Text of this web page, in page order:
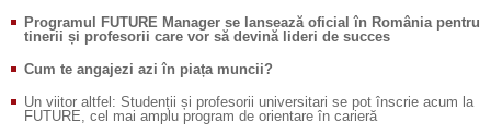
Programul FUTURE Manager se lansează oficial în România pentru
tinerii și profesorii care vor să devină lideri de succes
Cum te angajezi azi în piața muncii?
Un viitor altfel: Studenții și profesorii universitari se pot înscrie acum la
FUTURE, cel mai amplu program de orientare în carieră